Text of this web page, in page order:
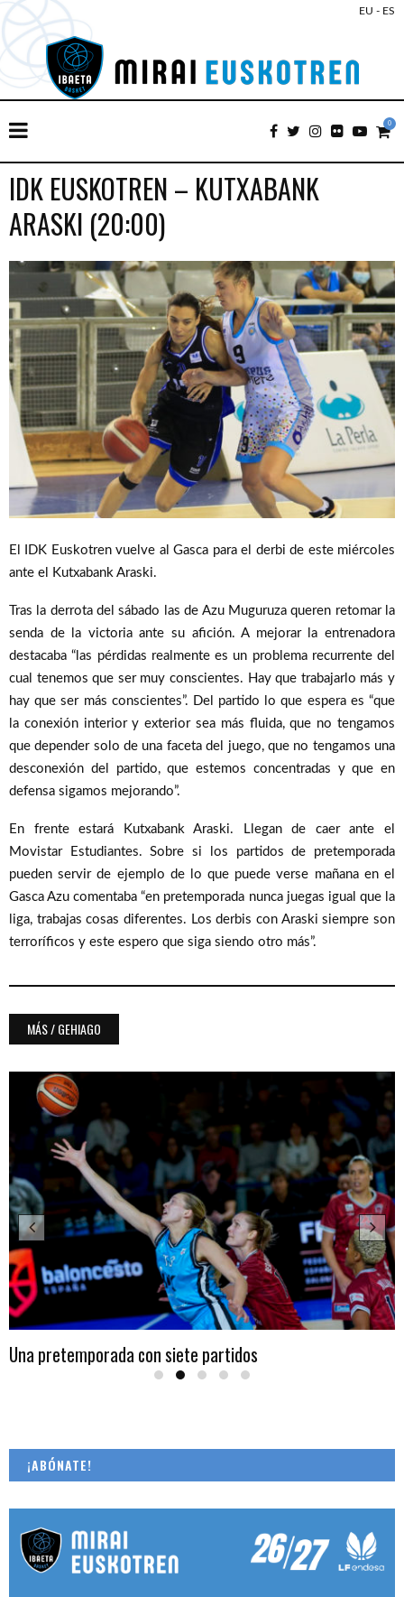
EU - ES
0
IDK EUSKOTREN – KUTXABANK
ARASKI (20:00)
El IDK Euskotren vuelve al Gasca para el derbi de este miércoles
ante el Kutxabank Araski.
Tras la derrota del sábado las de Azu Muguruza queren retomar la
senda de la victoria ante su afición. A mejorar la entrenadora
destacaba “las pérdidas realmente es un problema recurrente del
cual tenemos que ser muy conscientes. Hay que trabajarlo más y
hay que ser más conscientes”. Del partido lo que espera es “que
la conexión interior y exterior sea más fluida, que no tengamos
que depender solo de una faceta del juego, que no tengamos una
desconexión del partido, que estemos concentradas y que en
defensa sigamos mejorando”.
En frente estará Kutxabank Araski. Llegan de caer ante el
Movistar Estudiantes. Sobre si los partidos de pretemporada
pueden servir de ejemplo de lo que puede verse mañana en el
Gasca Azu comentaba “en pretemporada nunca juegas igual que la
liga, trabajas cosas diferentes. Los derbis con Araski siempre son
terroríficos y este espero que siga siendo otro más”.
MÁS / GEHIAGO
Una pretemporada con siete partidos
¡ABÓNATE!